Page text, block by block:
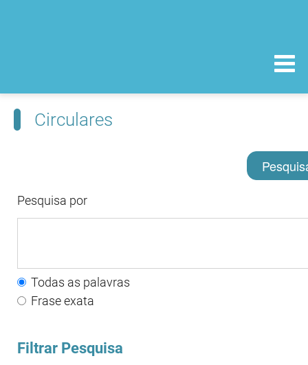
Circulares
Pesquisa por
Todas as palavras
Frase exata
Filtrar Pesquisa